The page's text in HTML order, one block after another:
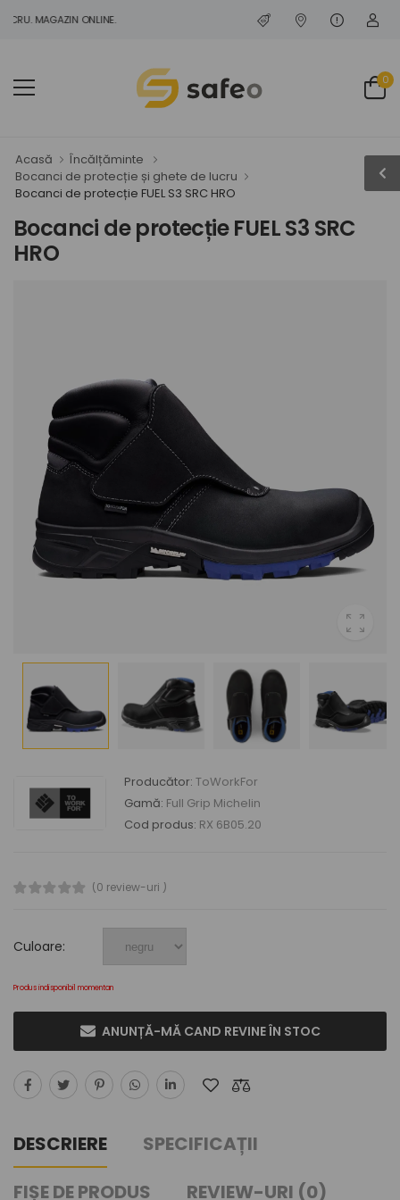
MAGAZIN ONLINE.
0
Acasă
Încălțăminte
Bocanci de protecție și ghete de lucru
Bocanci de protecție FUEL S3 SRC HRO
Bocanci de protecție FUEL S3 SRC
HRO
Producător: ToWorkFor
Gamă: Full Grip Michelin
Cod produs: RX 6B05.20
(0 review-uri )
Culoare:
Produs indisponibil momentan
ANUNȚĂ-MĂ CAND REVINE ÎN STOC
DESCRIERE
SPECIFICAȚII
FIȘE DE PRODUS
REVIEW-URI (0)